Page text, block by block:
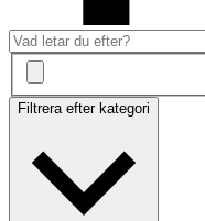
Filtrera efter kategori